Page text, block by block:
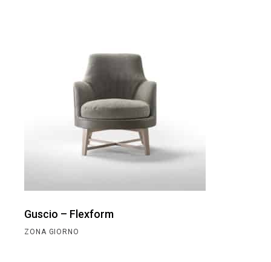
Guscio – Flexform
ZONA GIORNO